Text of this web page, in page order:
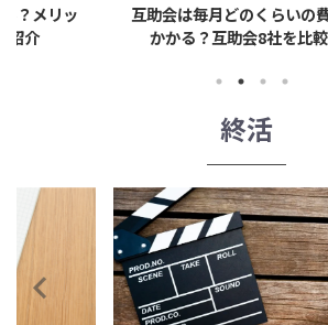
の費用が
較！
互助会の評判はどう？口コ
ラブル事例を紹介！
終活